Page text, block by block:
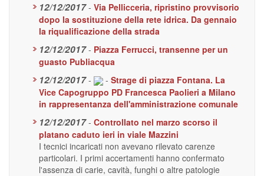
12/12/2017 - Via Pellicceria, ripristino provvisorio
dopo la sostituzione della rete idrica. Da gennaio
la riqualificazione della strada
12/12/2017 - Piazza Ferrucci, transenne per un
guasto Publiacqua
12/12/2017 - - Strage di piazza Fontana. La
Vice Capogruppo PD Francesca Paolieri a Milano
in rappresentanza dell'amministrazione comunale
12/12/2017 - Controllato nel marzo scorso il
platano caduto ieri in viale Mazzini
I tecnici incaricati non avevano rilevato carenze
particolari. I primi accertamenti hanno confermato
l'assenza di carie, cavità, funghi o altre patologie